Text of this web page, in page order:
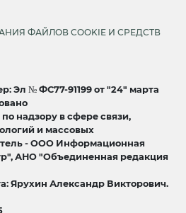
ФАЙЛОВ COOKIE И СРЕДСТВ
Эл № ФС77-91199 от "24" марта
надзору в сфере связи,
и массовых
- ООО Информационная
АНО "Объединенная редакция
Ярухин Александр Викторович.